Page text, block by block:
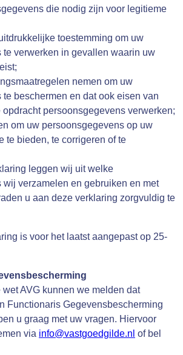
die nodig zijn voor legitieme
toestemming om uw
te verwerken in gevallen waarin uw
nemen om uw
beschermen en dat ook eisen van
persoonsgegevens verwerken;
om uw persoonsgegevens op uw
te bieden, te corrigeren of te
leggen wij uit welke
wij verzamelen en gebruiken en met
u aan deze verklaring zorgvuldig te
is voor het laatst aangepast op 25-
wet AVG kunnen we melden dat
Functionaris Gegevensbescherming
u graag met uw vragen. Hiervoor
via info@vastgoedgilde.nl of bel